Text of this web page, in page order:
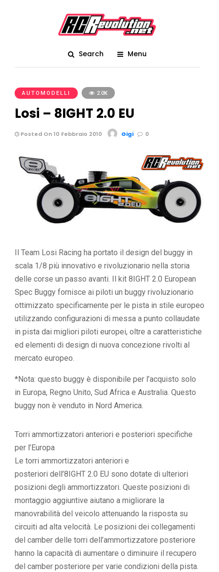
Search Menu
AUTOMODELLI 2.0K
Losi – 8IGHT 2.0 EU
Posted On 10 Febbraio 2010 Gigi 0
Il Team Losi Racing ha portato il design del buggy in
scala 1/8 più innovativo e rivoluzionario nella storia
delle corse un passo avanti. Il kit 8IGHT 2.0 European
Spec Buggy fornisce ai piloti un buggy rivoluzionario
ottimizzato specificamente per le pista in stile europeo
utilizzando configurazioni di messa a punto collaudate
in pista dai migliori piloti europei, oltre a caratteristiche
ed elementi di design di nuova concezione rivolti al
mercato europeo.
*Nota: questo buggy è disponibile per l’acquisto solo
in Europa, Regno Unito, Sud Africa e Australia. Questo
buggy non è venduto in Nord America.
Torri ammortizzatori anteriori e posteriori specifiche
per l’Europa
Le torri ammortizzatori anteriori e
posteriori dell’8IGHT 2.0 EU sono dotate di ulteriori
posizioni degli ammortizzatori. Queste posizioni di
montaggio aggiuntive aiutano a migliorare la
manovrabilità del veicolo attenuando la risposta su
circuiti ad alta velocità. Le posizioni dei collegamenti
del camber delle torri dell’ammortizzatore posteriore
hanno la capacità di aumentare o diminuire il recupero
del camber posteriore per varie condizioni della pista.